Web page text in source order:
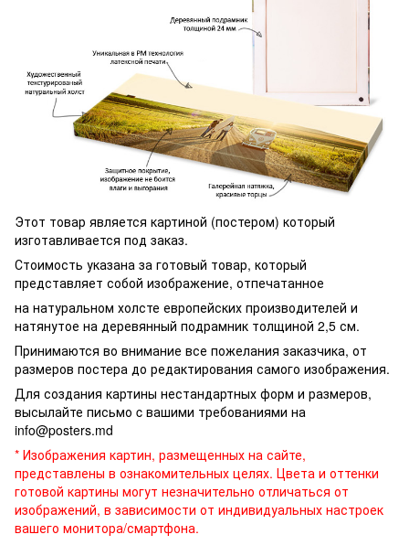
Этот товар является картиной (постером) который
изготавливается под заказ.
Стоимость указана за готовый товар, который
представляет собой изображение, отпечатанное
на натуральном холсте европейских производителей и
натянутое на деревянный подрамник толщиной 2,5 см.
Принимаются во внимание все пожелания заказчика, от
размеров постера до редактирования самого изображения.
Для создания картины нестандартных форм и размеров,
высылайте письмо c вашими требованиями на
info@posters.md
* Изображения картин, размещенных на сайте,
представлены в ознакомительных целях. Цвета и оттенки
готовой картины могут незначительно отличаться от
изображений, в зависимости от индивидуальных настроек
вашего монитора/смартфона.